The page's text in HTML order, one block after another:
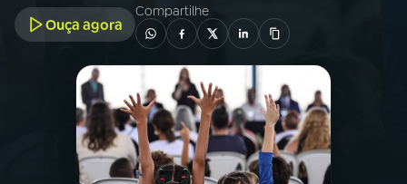
PROGRAMAS
PODCASTS
Ouça agora
Compartilhe